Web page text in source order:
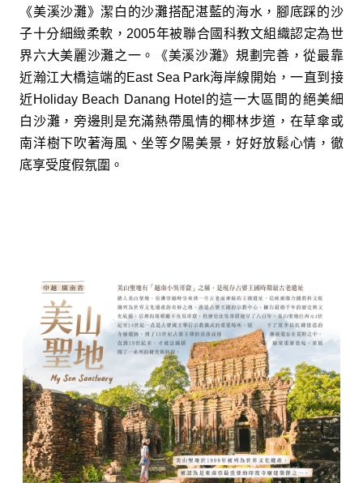
《美溪沙灘》潔白的沙灘搭配湛藍的海水，腳底踩的沙
子十分細緻柔軟，2005年被聯合國科教文組織認定為世
界六大美麗沙灘之一。《美溪沙灘》規劃完善，從最靠
近瀚江大橋這端的East Sea Park海岸線開始，一直到接
近Holiday Beach Danang Hotel的這一大區間的絕美細
白沙灘，旁邊則是充滿熱帶風情的椰林步道，在草傘或
南洋樹下吹著海風、坐等夕陽美景，好好放鬆心情，徹
底享受度假氛圍。